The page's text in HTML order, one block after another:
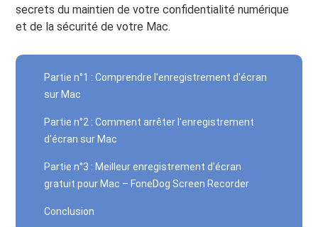
secrets du maintien de votre confidentialité numérique
et de la sécurité de votre Mac.
Partie n°1 : Comprendre l'enregistrement d'écran
sur Mac
Partie n°2 : Comment arrêter l'enregistrement
d'écran sur Mac
Partie n°3 : Meilleur enregistrement d'écran
gratuit pour Mac – FoneDog Screen Recorder
Conclusion